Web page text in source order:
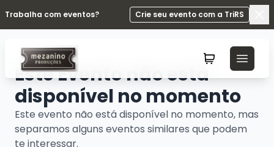
Trabalha com eventos?
Crie seu evento com a TriRS
Este Evento não está
disponível no momento
Este evento não está disponível no momento, mas
separamos alguns eventos similares que podem
te interessar.